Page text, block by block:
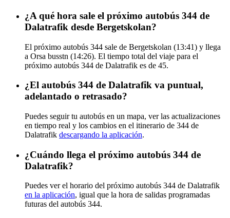
¿A qué hora sale el próximo autobús 344 de
Dalatrafik desde Bergetskolan?
El próximo autobús 344 sale de Bergetskolan (13:41) y llega
a Orsa busstn (14:26). El tiempo total del viaje para el
próximo autobús 344 de Dalatrafik es de 45.
¿El autobús 344 de Dalatrafik va puntual,
adelantado o retrasado?
Puedes seguir tu autobús en un mapa, ver las actualizaciones
en tiempo real y los cambios en el itinerario de 344 de
Dalatrafik descargando la aplicación.
¿Cuándo llega el próximo autobús 344 de
Dalatrafik?
Puedes ver el horario del próximo autobús 344 de Dalatrafik
en la aplicación, igual que la hora de salidas programadas
futuras del autobús 344.